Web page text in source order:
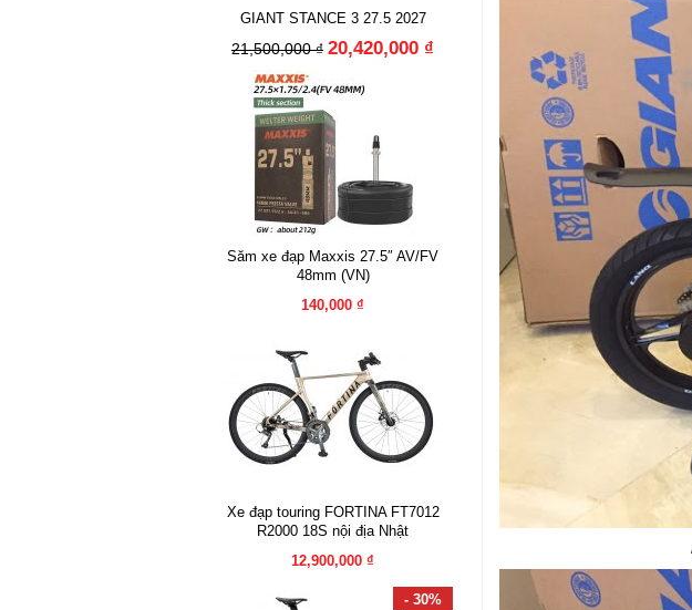
GIANT STANCE 3 27.5 2027
21,500,000 ₫ 20,420,000 ₫
Săm xe đạp Maxxis 27.5″ AV/FV
48mm (VN)
140,000 ₫
Xe đạp touring FORTINA FT7012
R2000 18S nội địa Nhật
12,900,000 ₫
- 30%